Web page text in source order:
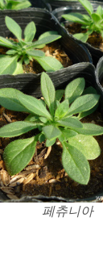
페츄니아